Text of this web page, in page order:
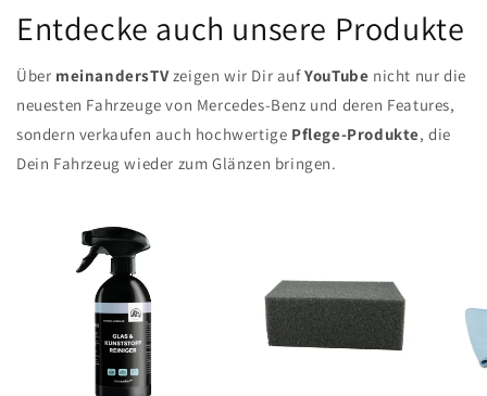
Entdecke auch unsere Produkte
Über meinandersTVzeigen wir Dir aufYouTube nicht nur die
neuesten Fahrzeuge von Mercedes-Benz und deren Features,
sondern verkaufen auch hochwertige Pflege-Produkte, die
Dein Fahrzeug wieder zum Glänzen bringen.